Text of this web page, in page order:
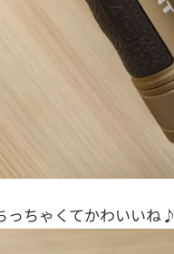
っちゃくてかわいいね♪